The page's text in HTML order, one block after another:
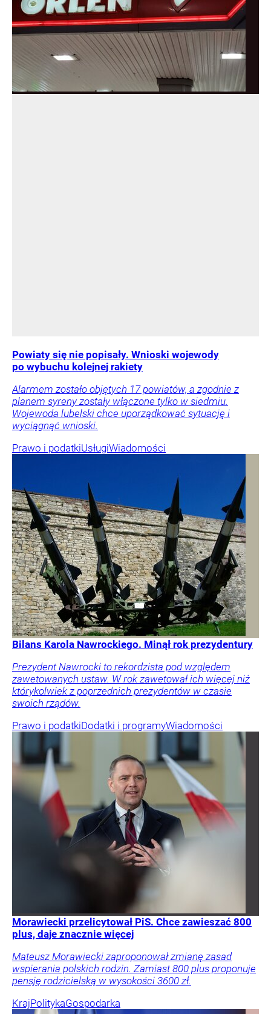
Powiaty się nie popisały. Wnioski wojewody
po wybuchu kolejnej rakiety
Alarmem zostało objętych 17 powiatów, a zgodnie z
planem syreny zostały włączone tylko w siedmiu.
Wojewoda lubelski chce uporządkować sytuację i
wyciągnąć wnioski.
Prawo i podatkiUsługiWiadomości
Bilans Karola Nawrockiego. Minął rok prezydentury
Prezydent Nawrocki to rekordzista pod względem
zawetowanych ustaw. W rok zawetował ich więcej niż
którykolwiek z poprzednich prezydentów w czasie
swoich rządów.
Prawo i podatkiDodatki i programyWiadomości
Morawiecki przelicytował PiS. Chce zawieszać 800
plus, daje znacznie więcej
Mateusz Morawiecki zaproponował zmianę zasad
wspierania polskich rodzin. Zamiast 800 plus proponuje
pensję rodzicielską w wysokości 3600 zł.
KrajPolitykaGospodarka